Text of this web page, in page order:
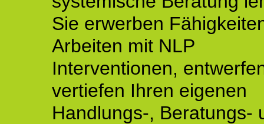
Sie erwerben
Arbeiten mit NLP
Interventionen,
vertiefen Ihren eigenen
Handlungs-, Beratungs-